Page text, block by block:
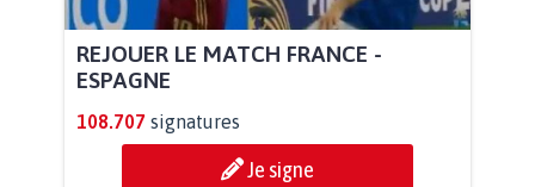
REJOUER LE MATCH FRANCE -
ESPAGNE
108.707 signatures
Je signe